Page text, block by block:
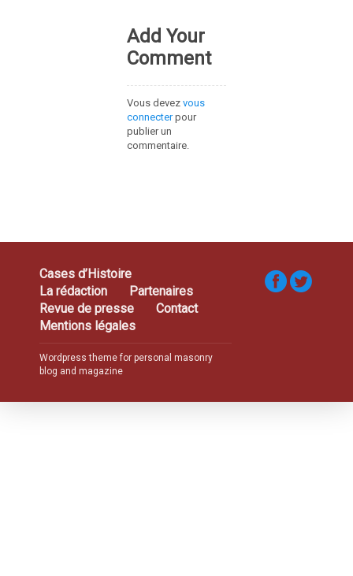
Add Your
Comment
Vous devez vous
connecterpour
publier un
commentaire.
Cases d’Histoire
La rédaction
Partenaires
Revue de presse
Contact
Mentions légales
Wordpress theme for personal masonry
blog and magazine